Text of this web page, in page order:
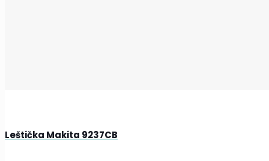
Leštička Makita 9237CB